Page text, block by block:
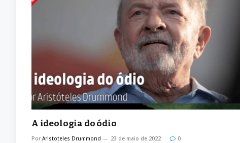
A ideologia do ódio
Por Aristoteles Drummond 23 de maio de 2022 0